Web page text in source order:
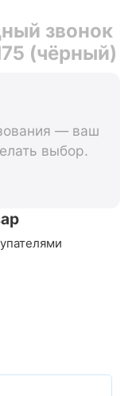
звонок
(чёрный)
— ваш
выбор.